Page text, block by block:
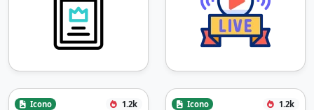
Icono 1.2k Icono 1.2k